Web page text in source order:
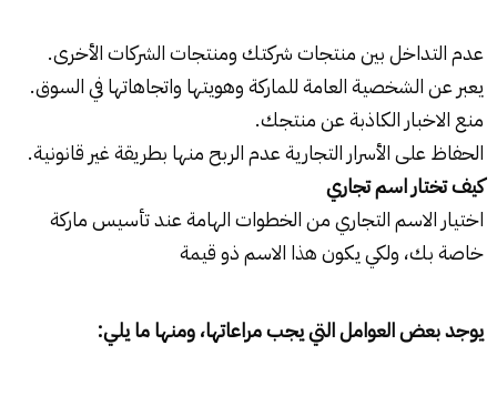
عدم التداخل بين منتجات شركتك ومنتجات الشركات الأخرى.
يعبر عن الشخصية العامة للماركة وهويتها واتجاهاتها في السوق.
منع الاخبار الكاذبة عن منتجك.
الحفاظ على الأسرار التجارية عدم الربح منها بطريقة غير قانونية.
كيف تختار اسم تجاري
اختيار الاسم التجاري من الخطوات الهامة عند تأسيس ماركة
خاصة بك، ولكي يكون هذا الاسم ذو قيمة
يوجد بعض العوامل التي يجب مراعاتها، ومنها ما يلي: